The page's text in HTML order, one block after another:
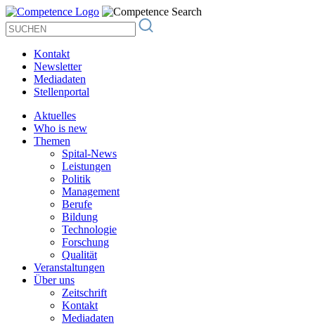
Kontakt
Newsletter
Mediadaten
Stellenportal
Aktuelles
Who is new
Themen
Spital-News
Leistungen
Politik
Management
Berufe
Bildung
Technologie
Forschung
Qualität
Veranstaltungen
Über uns
Zeitschrift
Kontakt
Mediadaten